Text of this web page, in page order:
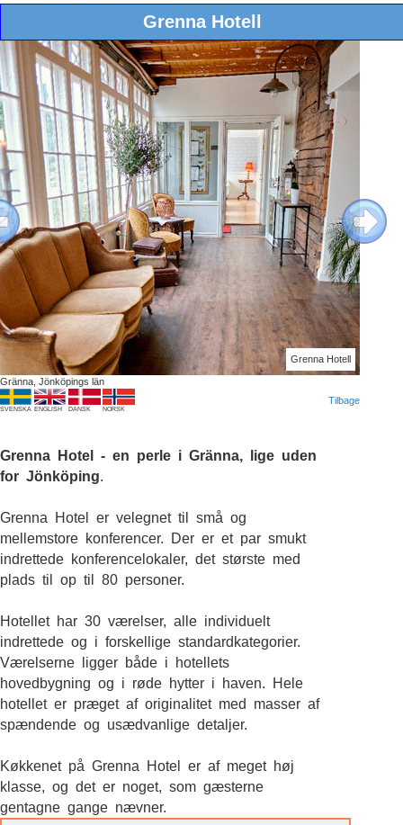
Grenna Hotell
Grenna Hotell
Next
Gränna, Jönköpings län
SVENSKA ENGLISH DANSK NORSK
Tilbage
Grenna Hotel - en perle i Gränna, lige uden
for Jönköping.
Grenna Hotel er velegnet til små og
mellemstore konferencer. Der er et par smukt
indrettede konferencelokaler, det største med
plads til op til 80 personer.
Hotellet har 30 værelser, alle individuelt
indrettede og i forskellige standardkategorier.
Værelserne ligger både i hotellets
hovedbygning og i røde hytter i haven. Hele
hotellet er præget af originalitet med masser af
spændende og usædvanlige detaljer.
Køkkenet på Grenna Hotel er af meget høj
klasse, og det er noget, som gæsterne
gentagne gange nævner.